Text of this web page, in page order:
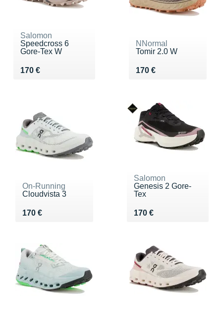
Salomon
Speedcross 6
Gore-Tex W
170 €
Vendu 170 €
NNormal
Tomir 2.0 W
170 €
Vendu 170 €
On-Running
Cloudvista 3
170 €
Vendu 170 €
Salomon
Genesis 2 Gore-
Tex
170 €
Vendu 170 €